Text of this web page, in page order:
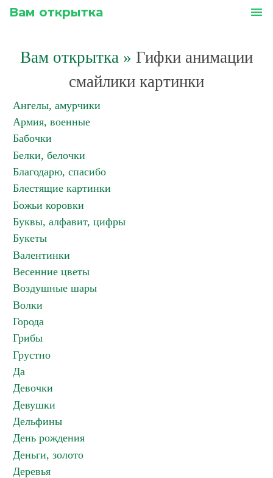
Вам открытка menu
Вам открытка » Гифки анимации
смайлики картинки
Ангелы, амурчики
Армия, военные
Бабочки
Белки, белочки
Благодарю, спасибо
Блестящие картинки
Божьи коровки
Буквы, алфавит, цифры
Букеты
Валентинки
Весенние цветы
Воздушные шары
Волки
Города
Грибы
Грустно
Да
Девочки
Девушки
Дельфины
День рождения
Деньги, золото
Деревья